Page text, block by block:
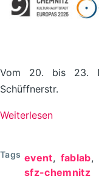
Vom 20. bis 23.
Schüffnerstr.
Weiterlesen
Tags event fablab
sfz-chemnitz